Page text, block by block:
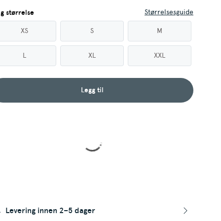
størrelse Størrelsesguide
XS S M
L XL XXL
Legg til
Levering innen 2–5 dager